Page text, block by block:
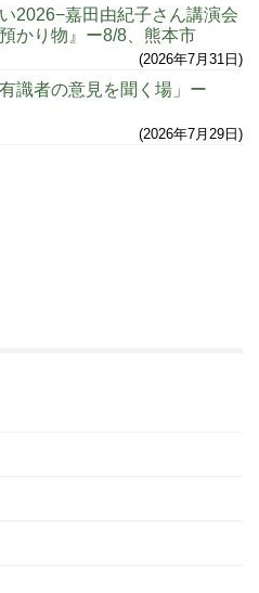
2026−嘉田由紀子さん講演会
かり物』ー8/8、熊本市
2026年7月31日
識者の意見を聞く場」ー
2026年7月29日